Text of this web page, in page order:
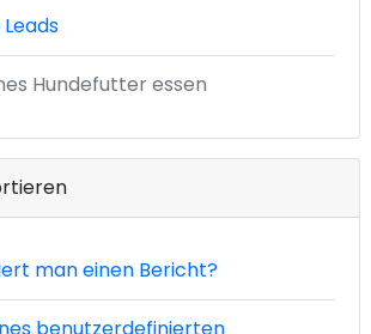
Hundefutter essen
man einen Bericht?